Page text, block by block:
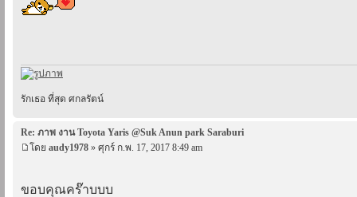
รักเธอ ที่สุด ศกลรัตน์
Re: ภาพ งาน Toyota Yaris @Suk Anun park Saraburi
โดย audy1978 » ศุกร์ ก.พ. 17, 2017 8:49 am
ขอบคุณคร๊าบบบ